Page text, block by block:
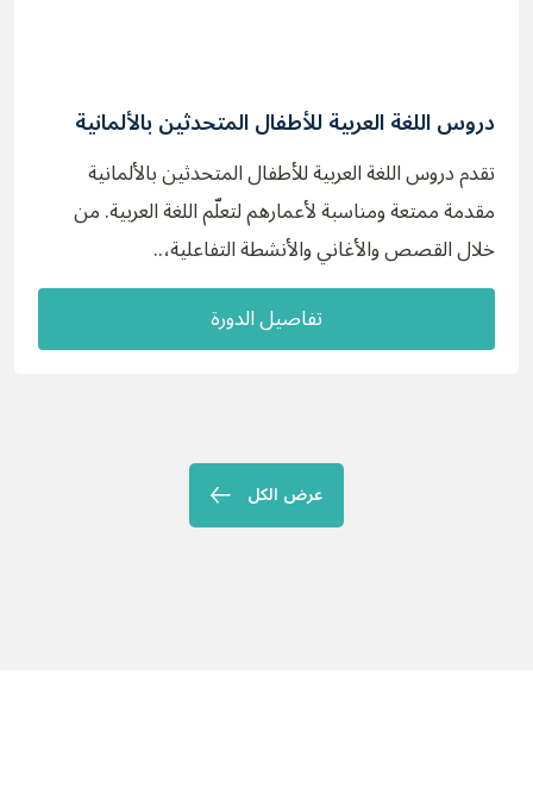
دروس اللغة العربية للأطفال المتحدثين بالألمانية
تقدم دروس اللغة العربية للأطفال المتحدثين بالألمانية
مقدمة ممتعة ومناسبة لأعمارهم لتعلّم اللغة العربية. من
خلال القصص والأغاني والأنشطة التفاعلية،..
تفاصيل الدورة
عرض الكل